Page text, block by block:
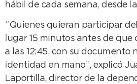
hábil de cada semana, desde
“Quienes quieran participar
lugar 15 minutos antes de que
a las 12:45, con su documento
identidad en mano”, explicó
Laportilla, director de la